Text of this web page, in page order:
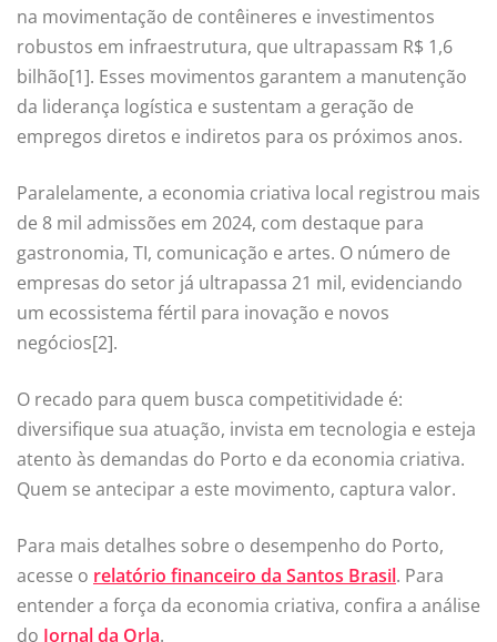
na movimentação de contêineres e investimentos
robustos em infraestrutura, que ultrapassam R$ 1,6
bilhão[1]. Esses movimentos garantem a manutenção
da liderança logística e sustentam a geração de
empregos diretos e indiretos para os próximos anos.
Paralelamente, a economia criativa local registrou mais
de 8 mil admissões em 2024, com destaque para
gastronomia, TI, comunicação e artes. O número de
empresas do setor já ultrapassa 21 mil, evidenciando
um ecossistema fértil para inovação e novos
negócios[2].
O recado para quem busca competitividade é:
diversifique sua atuação, invista em tecnologia e esteja
atento às demandas do Porto e da economia criativa.
Quem se antecipar a este movimento, captura valor.
Para mais detalhes sobre o desempenho do Porto,
acesse o relatório financeiro da Santos Brasil. Para
entender a força da economia criativa, confira a análise
do Jornal da Orla.